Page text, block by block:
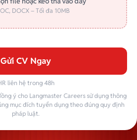
DOCX – Tối đa 10MB
Gửi CV Ngay
liên hệ trong 48h
ý cho Langmaster Careers sử dụng thông
mục đích tuyển dụng theo đúng quy định
pháp luật.